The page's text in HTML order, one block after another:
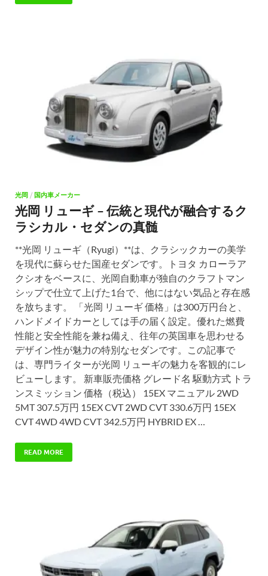
光岡 / 国内車メーカー
光岡 リューギ – 伝統と現代が融合するク
ラシカル・セダンの真髄
**光岡 リューギ（Ryugi）**は、クラシックカーの美学
を現代に蘇らせた国産セダンです。トヨタ カローラア
クシオをベースに、光岡自動車が独自のクラフトマン
シップで仕立て上げた1台で、他にはない気品と存在感
を放ちます。 「光岡 リューギ 価格」は300万円台と、
ハンドメイドカーとしては手の届く設定。優れた燃費
性能と安全性能を兼ね備え、往年の英国車を思わせる
デザイン性が魅力の特別なセダンです。この記事で
は、専門ライターが光岡 リューギの魅力を客観的にレ
ビューします。 新車販売価格 グレード名 駆動方式 トラ
ンスミッション 価格（税込） 15EX マニュアル 2WD
5MT 307.5万円 15EX CVT 2WD CVT 330.6万円 15EX
CVT 4WD 4WD CVT 342.5万円 HYBRID EX …
READ MORE